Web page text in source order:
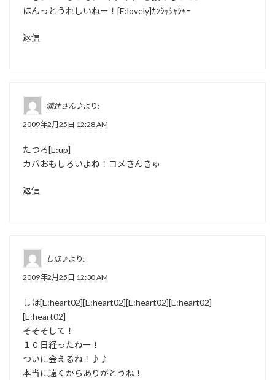
ほんっとうれしいねー！[E:lovely]ｶﾝｼｬｼｬｼｬｰ
返信
浦辻さん♪ より:
2009年2月25日 12:28 AM
たつろ[E:up]
カバおもしろいよね！コメさんきゅ
返信
しほ♪ より:
2009年2月25日 12:30 AM
しほ[E:heart02][E:heart02][E:heart02][E:heart02]
[E:heart02]
そそそして！
１０日経ったねー！
ついに会えるね！♪♪
本当に遠くからありがとうね！